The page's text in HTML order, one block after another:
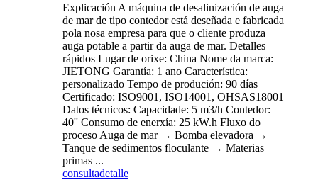
Explicación A máquina de desalinización de auga
de mar de tipo contedor está deseñada e fabricada
pola nosa empresa para que o cliente produza
auga potable a partir da auga de mar. Detalles
rápidos Lugar de orixe: China Nome da marca:
JIETONG Garantía: 1 ano Característica:
personalizado Tempo de produción: 90 días
Certificado: ISO9001, ISO14001, OHSAS18001
Datos técnicos: Capacidade: 5 m3/h Contedor:
40'' Consumo de enerxía: 25 kW.h Fluxo do
proceso Auga de mar → Bomba elevadora →
Tanque de sedimentos floculante → Materias
primas ...
consultadetalle